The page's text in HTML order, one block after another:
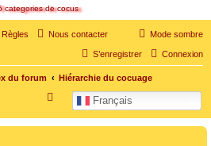
dont l'objet est le soutien aux victimes d'adultère.
soutien moral pour traverser une situation
Mode sombre
Règles Nous contacter
Connexion
S’enregistrer
du forum Hiérarchie du cocuage
Français